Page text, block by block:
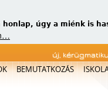
úgy a miénk is
új,
BEMUTATKOZÁS